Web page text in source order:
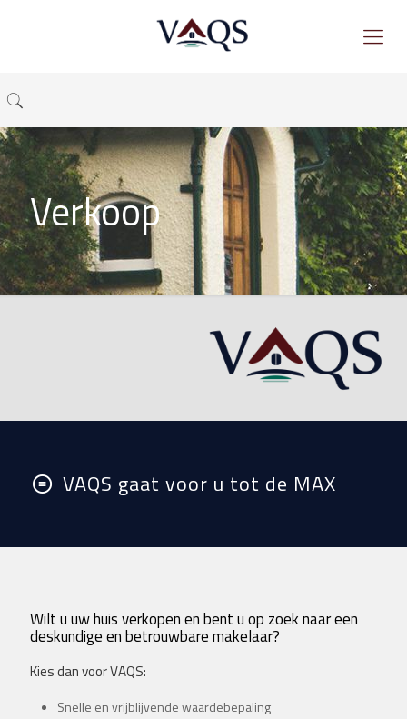
Verkoop
VAQS gaat voor u tot de MAX
Wilt u uw huis verkopen en bent u op zoek naar een
deskundige en betrouwbare makelaar?
Kies dan voor VAQS:
Snelle en vrijblijvende waardebepaling